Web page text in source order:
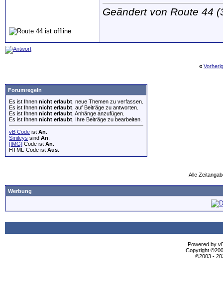
Geändert von Route 44
«
Forumregeln
Es ist Ihnen nicht erlaubt , neue Themen zu verfassen.
Es ist Ihnen nicht erlaubt , auf Beiträge zu antworten.
Es ist Ihnen nicht erlaubt , Anhänge anzufügen.
Es ist Ihnen nicht erlaubt , Ihre Beiträge zu bearbeiten.
vB Code ist An
Smileys sind An
[IMG] Code ist An
HTML-Code ist Aus
Alle
Werbung
Powered by
Copyright
©2003 -